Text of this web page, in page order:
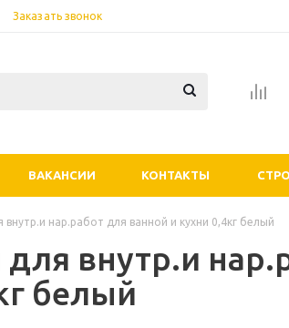
Заказать звонок
ВАКАНСИИ КОНТАКТЫ
нар.работ для ванной и кухни 0,4кг белый
внутр.и
белый